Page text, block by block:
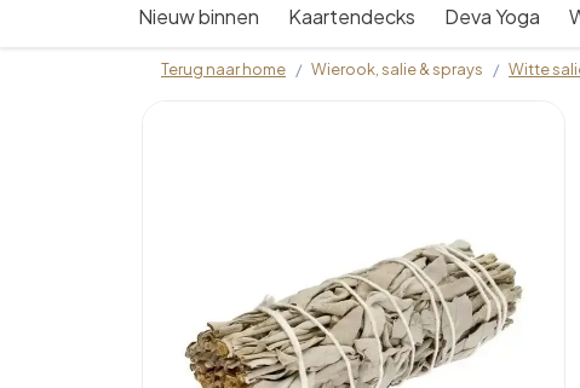
Nieuw binnen Kaartendecks Deva Yoga
Terug naar home Wierook, salie & sprays Witte